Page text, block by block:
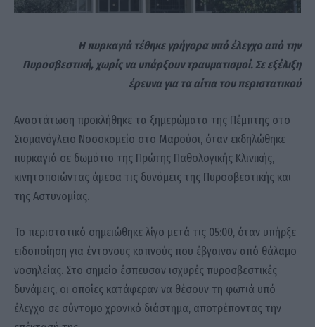
Η πυρκαγιά τέθηκε γρήγορα υπό έλεγχο από την
Πυροσβεστική, χωρίς να υπάρξουν τραυματισμοί. Σε εξέλιξη
έρευνα για τα αίτια του περιστατικού
Αναστάτωση προκλήθηκε τα ξημερώματα της Πέμπτης στο
Σισμανόγλειο Νοσοκομείο στο Μαρούσι, όταν εκδηλώθηκε
πυρκαγιά σε δωμάτιο της Πρώτης Παθολογικής Κλινικής,
κινητοποιώντας άμεσα τις δυνάμεις της Πυροσβεστικής και
της Αστυνομίας.
Το περιστατικό σημειώθηκε λίγο μετά τις 05:00, όταν υπήρξε
ειδοποίηση για έντονους καπνούς που έβγαιναν από θάλαμο
νοσηλείας. Στο σημείο έσπευσαν ισχυρές πυροσβεστικές
δυνάμεις, οι οποίες κατάφεραν να θέσουν τη φωτιά υπό
έλεγχο σε σύντομο χρονικό διάστημα, αποτρέποντας την